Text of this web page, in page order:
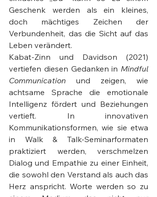
Geschenk werden als ein kleines,
doch mächtiges Zeichen der
Verbundenheit, das die Sicht auf das
Leben verändert.
Kabat-Zinn und Davidson (2021)
vertiefen diesen Gedanken in Mindful
Communication und zeigen, wie
achtsame Sprache die emotionale
Intelligenz fördert und Beziehungen
vertieft. In innovativen
Kommunikationsformen, wie sie etwa
in Walk & Talk-Seminarformaten
praktiziert werden, verschmelzen
Dialog und Empathie zu einer Einheit,
die sowohl den Verstand als auch das
Herz anspricht. Worte werden so zu